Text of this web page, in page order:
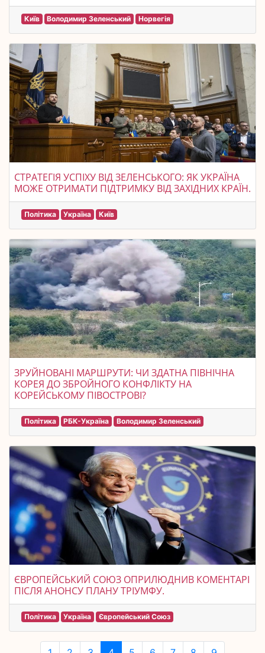
Київ Володимир Зеленський Норвегія
СТРАТЕГІЯ УСПІХУ ВІД ЗЕЛЕНСЬКОГО: ЯК УКРАЇНА
МОЖЕ ОТРИМАТИ ПІДТРИМКУ ВІД ЗАХІДНИХ КРАЇН.
Політика Україна Київ
ЗРУЙНОВАНІ МАРШРУТИ: ЧИ ЗДАТНА ПІВНІЧНА
КОРЕЯ ДО ЗБРОЙНОГО КОНФЛІКТУ НА
КОРЕЙСЬКОМУ ПІВОСТРОВІ?
Політика РБК-Україна Володимир Зеленський
ЄВРОПЕЙСЬКИЙ СОЮЗ ОПРИЛЮДНИВ КОМЕНТАРІ
ПІСЛЯ АНОНСУ ПЛАНУ ТРІУМФУ.
Політика Україна Європейський Союз